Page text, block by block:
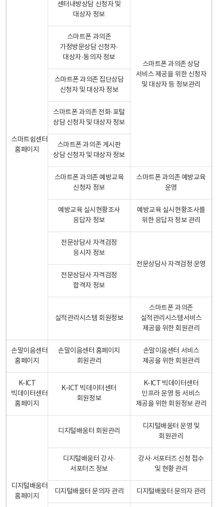
스마트쉼센터
홈페이지
센터내방상담 신청자 및
대상자 정보
스마트폰 과의존 상담
서비스 제공을 위한 신청자
및 대상자 등 정보관리
스마트폰 과의존
가정방문상담 신청자·
대상자·동의자 정보
스마트폰 과의존 집단상담
신청자 및 대상자 정보
스마트폰 과의존 전화·포털
상담 신청자 및 대상자 정보
스마트폰 과의존 게시판
상담 신청자 및 대상자 정보
스마트폰 과의존 예방교육
신청자 정보
스마트폰 과의존 예방교육
운영
예방교육 실시현황조사
응답자 정보
예방교육 실시현황조사를
위한 응답자 정보 관리
전문상담사 자격검정
응시자 정보
전문상담사 자격검정 운영
전문상담사 자격검정
합격자 정보
실적관리시스템 회원정보
스마트폰 과의존
실적관리시스템서비스
제공을 위한 회원관리
손말이음센터
홈페이지
손말이음센터 홈페이지
회원관리
손말이음센터 서비스
제공을 위한 회원관리
K-ICT
빅데이터센터
홈페이지
K-ICT 빅데이터센터
회원정보
K-ICT 빅데이터센터
인프라 운영 등 서비스
제공을 위한 회원정보 관리
디지털배움터
홈페이지
디지털배움터 회원관리
디지털배움터 운영 및
회원관리
디지털배움터 강사·
서포터즈 정보
강사·서포터즈 신청 접수
및 현황 관리
디지털배움터 문의자 관리 디지털배움터 문의자 관리